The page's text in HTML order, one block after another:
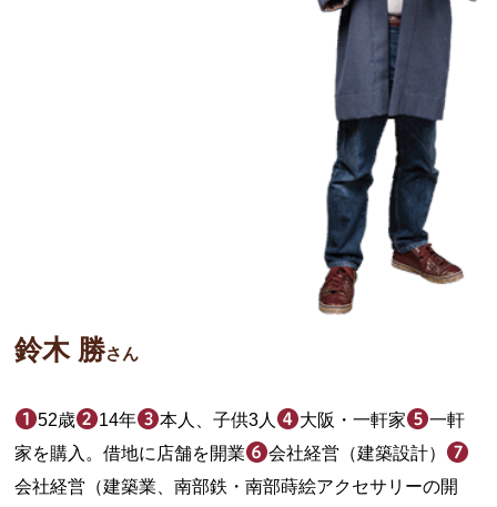
鈴木 勝さん
52歳 14年 本人、子供3人 大阪・一軒家
一軒
家を購入。借地に店舗を開業
会社経営（建築設計）
会社経営（建築業、南部鉄・南部蒔絵アクセサリーの開